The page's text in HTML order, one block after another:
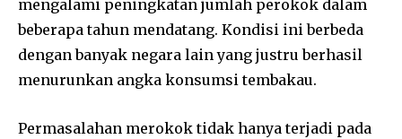
mengalami peningkatan jumlah perokok dalam
beberapa tahun mendatang. Kondisi ini berbeda
dengan banyak negara lain yang justru berhasil
menurunkan angka konsumsi tembakau.
Permasalahan merokok tidak hanya terjadi pada